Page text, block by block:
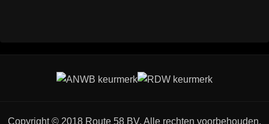
Copyright © 2018 Route 58 BV. Alle rechten voorbehouden.